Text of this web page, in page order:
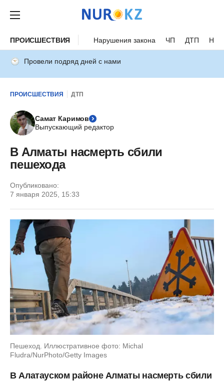
ПРОИСШЕСТВИЯ Нарушения закона ЧП ДТП
Провели подряд дней с нами
ПРОИСШЕСТВИЯ ДТП
Самат Каримов
Выпускающий редактор
В Алматы насмерть сбили
пешехода
Опубликовано:
7 января 2025, 15:33
Пешеход. Иллюстративное фото: Michal
Fludra/NurPhoto/Getty Images
В Алатауском районе Алматы насмерть сбили